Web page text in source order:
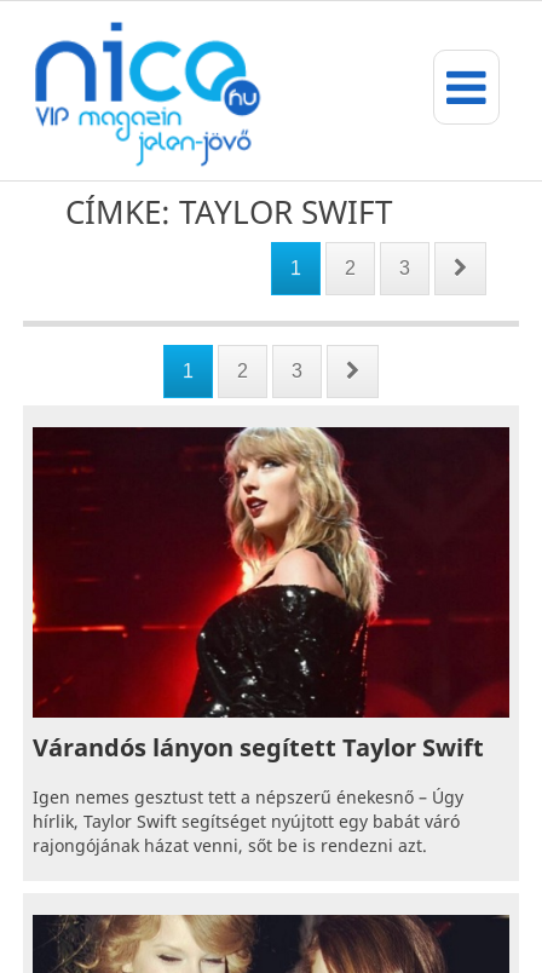
CÍMKE: TAYLOR SWIFT
1 2 3
1 2 3
Várandós lányon segített Taylor Swift
Igen nemes gesztust tett a népszerű énekesnő – Úgy
hírlik, Taylor Swift segítséget nyújtott egy babát váró
rajongójának házat venni, sőt be is rendezni azt.